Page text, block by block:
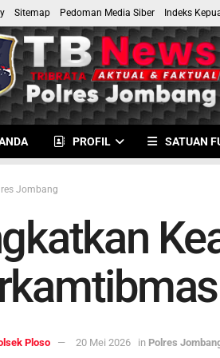
Sitemap Pedoman Media Siber Indeks
PROFIL SATUAN
Jombang
Ploso 20 Mei 2026 in Polres